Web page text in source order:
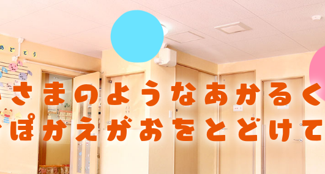
まのようなあかるく
かえがおをとどけて